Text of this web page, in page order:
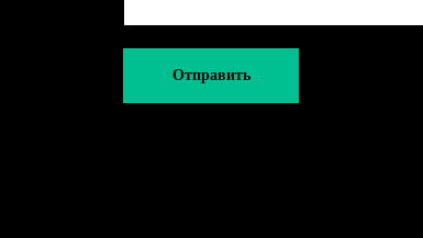
Отправить